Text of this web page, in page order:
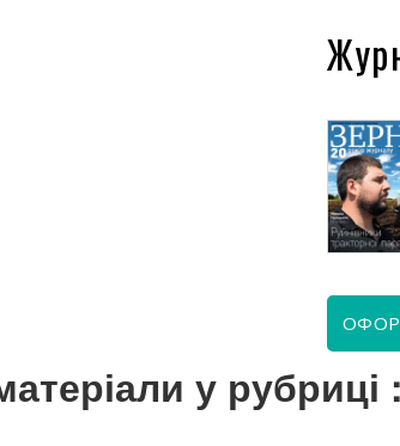
у рубриці :